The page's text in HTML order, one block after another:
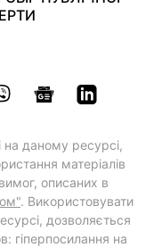
на даному ресурсі,
матеріалів
описаних в
. Використовувати
дозволяється
гіперпосилання на